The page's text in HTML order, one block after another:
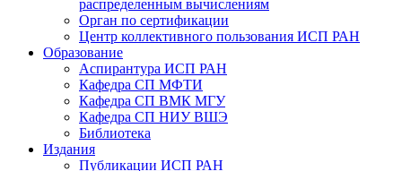
распределенным вычислениям
Орган по сертификации
Центр коллективного пользования ИСП РАН
Образование
Аспирантура ИСП РАН
Кафедра СП МФТИ
Кафедра СП ВМК МГУ
Кафедра СП НИУ ВШЭ
Библиотека
Издания
Публикации ИСП РАН